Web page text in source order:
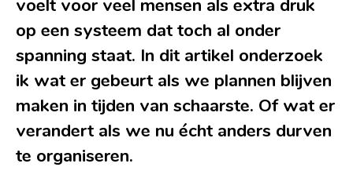
voelt voor veel mensen als extra druk
op een systeem dat toch al onder
spanning staat. In dit artikel onderzoek
ik wat er gebeurt als we plannen blijven
maken in tijden van schaarste. Of wat er
verandert als we nu écht anders durven
te organiseren.